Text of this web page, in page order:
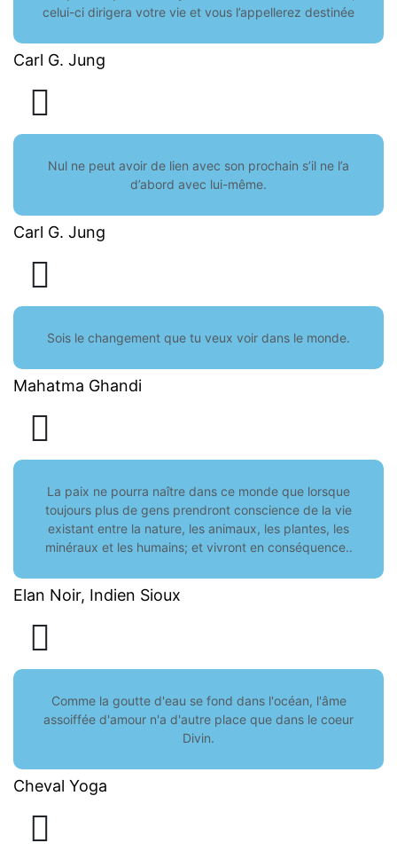
celui-ci dirigera votre vie et vous l’appellerez destinée
Carl G. Jung
Nul ne peut avoir de lien avec son prochain s’il ne l’a
d’abord avec lui-même.
Carl G. Jung
Sois le changement que tu veux voir dans le monde.
Mahatma Ghandi
La paix ne pourra naître dans ce monde que lorsque
toujours plus de gens prendront conscience de la vie
existant entre la nature, les animaux, les plantes, les
minéraux et les humains; et vivront en conséquence..
Elan Noir, Indien Sioux
Comme la goutte d'eau se fond dans l'océan, l'âme
assoiffée d'amour n'a d'autre place que dans le coeur
Divin.
Cheval Yoga